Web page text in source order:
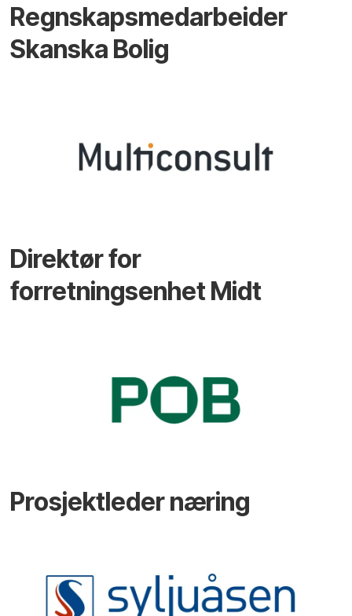
Regnskapsmedarbeider
Skanska Bolig
Direktør for
forretningsenhet Midt
Prosjektleder næring